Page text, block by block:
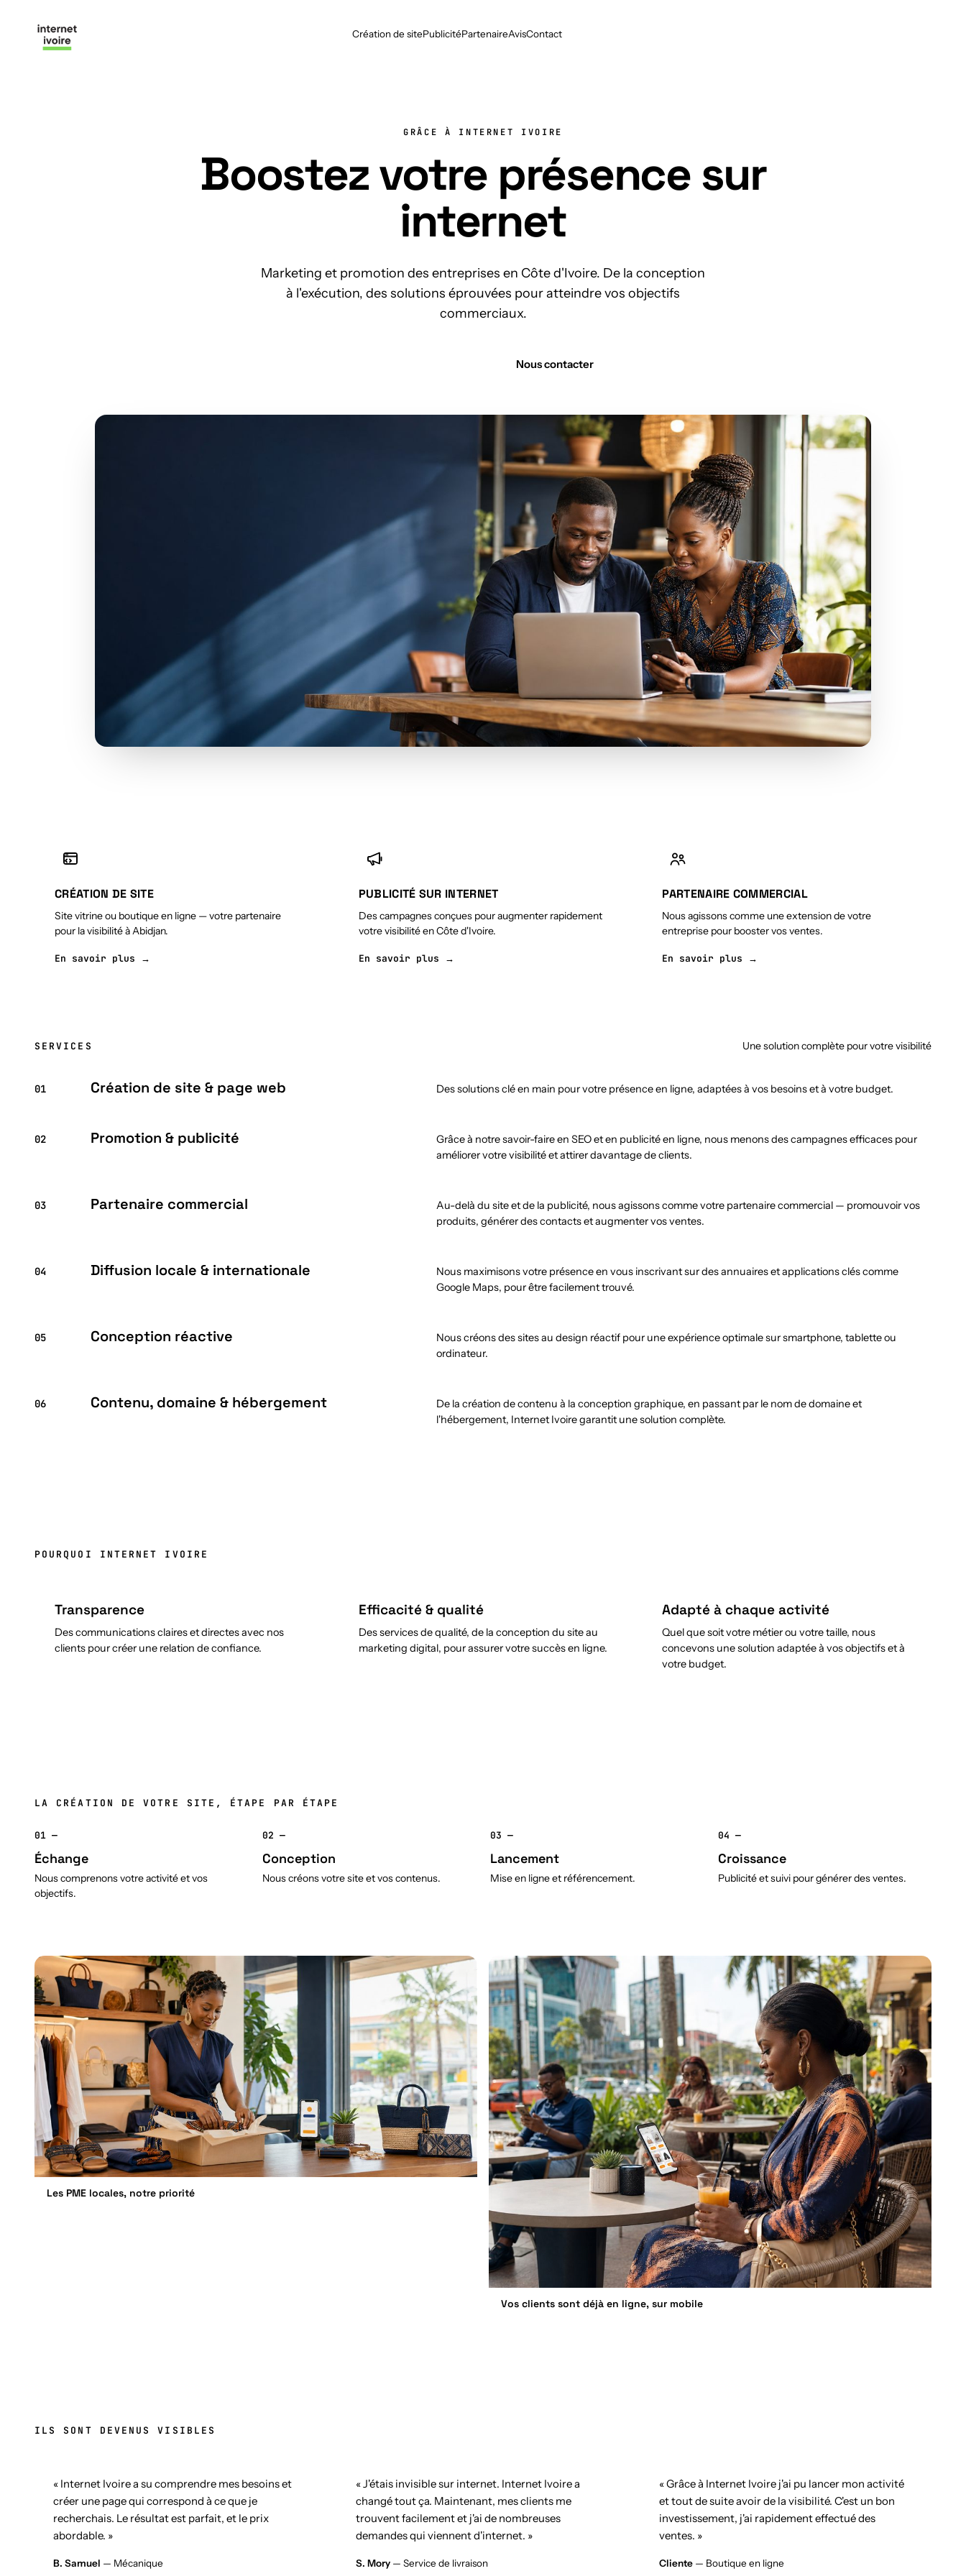
Création de sitePublicitéPartenaireAvisContact
GRÂCE À INTERNET IVOIRE
Boostez votre présence sur
internet
Marketing et promotion des entreprises en Côte d'Ivoire. De la conception
à l'exécution, des solutions éprouvées pour atteindre vos objectifs
commerciaux.
Nous contacter
CRÉATION DE SITE
Site vitrine ou boutique en ligne — votre partenaire
pour la visibilité à Abidjan.
En savoir plus →
PUBLICITÉ SUR INTERNET
Des campagnes conçues pour augmenter rapidement
votre visibilité en Côte d'Ivoire.
En savoir plus →
PARTENAIRE COMMERCIAL
Nous agissons comme une extension de votre
entreprise pour booster vos ventes.
En savoir plus →
SERVICES Une solution complète pour votre visibilité
01 Création de site & page web Des solutions clé en main pour votre présence en ligne, adaptées à vos besoins et à votre budget.
02 Promotion & publicité
Grâce à notre savoir-faire en SEO et en publicité en ligne, nous menons des campagnes efficaces pour
améliorer votre visibilité et attirer davantage de clients.
03 Partenaire commercial
Au-delà du site et de la publicité, nous agissons comme votre partenaire commercial — promouvoir vos
produits, générer des contacts et augmenter vos ventes.
04 Diffusion locale & internationale
Nous maximisons votre présence en vous inscrivant sur des annuaires et applications clés comme
Google Maps, pour être facilement trouvé.
05 Conception réactive
Nous créons des sites au design réactif pour une expérience optimale sur smartphone, tablette ou
ordinateur.
06 Contenu, domaine & hébergement
De la création de contenu à la conception graphique, en passant par le nom de domaine et
l'hébergement, Internet Ivoire garantit une solution complète.
POURQUOI INTERNET IVOIRE
Transparence
Des communications claires et directes avec nos
clients pour créer une relation de confiance.
Efficacité & qualité
Des services de qualité, de la conception du site au
marketing digital, pour assurer votre succès en ligne.
Adapté à chaque activité
Quel que soit votre métier ou votre taille, nous
concevons une solution adaptée à vos objectifs et à
votre budget.
LA CRÉATION DE VOTRE SITE, ÉTAPE PAR ÉTAPE
01 —
Échange
Nous comprenons votre activité et vos
objectifs.
02 —
Conception
Nous créons votre site et vos contenus.
03 —
Lancement
Mise en ligne et référencement.
04 —
Croissance
Publicité et suivi pour générer des ventes.
Les PME locales, notre priorité
Vos clients sont déjà en ligne, sur mobile
ILS SONT DEVENUS VISIBLES
« Internet Ivoire a su comprendre mes besoins et
créer une page qui correspond à ce que je
recherchais. Le résultat est parfait, et le prix
abordable. »
B. Samuel — Mécanique
« J'étais invisible sur internet. Internet Ivoire a
changé tout ça. Maintenant, mes clients me
trouvent facilement et j'ai de nombreuses
demandes qui viennent d'internet. »
S. Mory — Service de livraison
« Grâce à Internet Ivoire j'ai pu lancer mon activité
et tout de suite avoir de la visibilité. C'est un bon
investissement, j'ai rapidement effectué des
ventes. »
Cliente — Boutique en ligne